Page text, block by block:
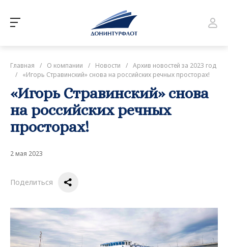
Главная / О компании / Новости / Архив новостей за 2023 год
/
«Игорь Стравинский» снова на российских речных просторах!
«Игорь Стравинский» снова
на российских речных
просторах!
2 мая 2023
Поделиться